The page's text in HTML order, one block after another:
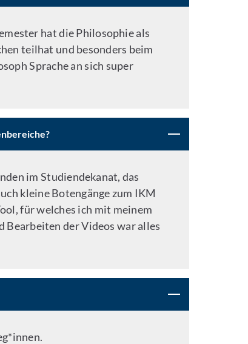
hat die Philosophie als
teilhat und besonders beim
Sprache an sich super
im Studiendekanat, das
kleine Botengänge zum IKM
für welches ich mit meinem
Bearbeiten der Videos war alles